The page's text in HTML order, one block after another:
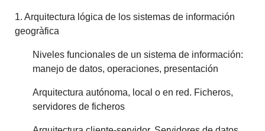
1. Arquitectura lógica de los sistemas de información
geogràfica
Niveles funcionales de un sistema de información:
manejo de datos, operaciones, presentación
Arquitectura autónoma, local o en red. Ficheros,
servidores de ficheros